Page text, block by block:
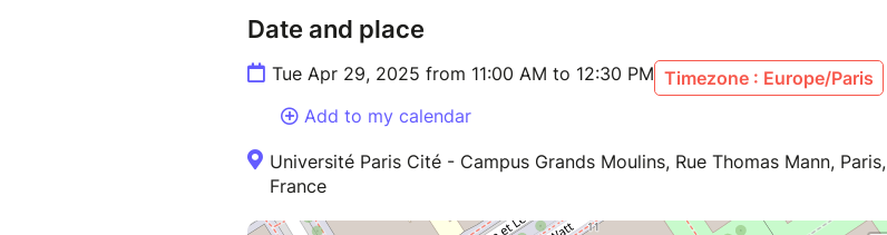
Date and place
Tue Apr 29, 2025 from 11:00 AM to 12:30 PM Timezone : Europe/Paris
Add to my calendar
Université Paris Cité - Campus Grands Moulins, Rue Thomas Mann, Paris,
France